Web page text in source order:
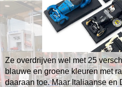
Ze overdrijven wel met 25
blauwe en groene kleuren met
daaraan toe. Maar Italiaanse en